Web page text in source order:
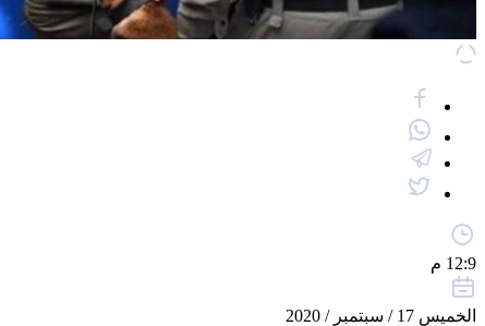
12:9 م
الخميس 17 / سبتمبر / 2020